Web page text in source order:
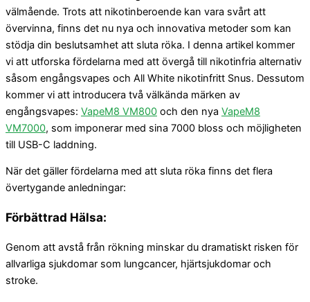
välmående. Trots att nikotinberoende kan vara svårt att
övervinna, finns det nu nya och innovativa metoder som kan
stödja din beslutsamhet att sluta röka. I denna artikel kommer
vi att utforska fördelarna med att övergå till nikotinfria alternativ
såsom engångsvapes och All White nikotinfritt Snus. Dessutom
kommer vi att introducera två välkända märken av
engångsvapes: VapeM8 VM800 och den nya VapeM8
VM7000, som imponerar med sina 7000 bloss och möjligheten
till USB-C laddning.
När det gäller fördelarna med att sluta röka finns det flera
övertygande anledningar:
Förbättrad Hälsa:
Genom att avstå från rökning minskar du dramatiskt risken för
allvarliga sjukdomar som lungcancer, hjärtsjukdomar och
stroke.